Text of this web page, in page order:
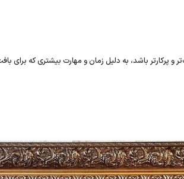
پرکارتر باشد، به دلیل زمان و مهارت بیشتری که برای